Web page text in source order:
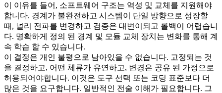
이 이유를 들어, 소프트웨어 구조는 역성 및 교체를 지원해야
합니다. 경계가 불완전하고 시스템이 단일 방향으로 성장할
때, 널리 전파를 변경하고 검증은 대변이되고 롤백이 어렵습니
다. 명확하게 정의 된 경계 및 모듈 교체 장치는 변화를 통해 계
속 학습 할 수 있습니다.
이 결정은 개인 불평으로 남아있을 수 없습니다. 고정되는 것
을 결정하고, 어떤 체류가 유연하고, 변경은 공유 된 가정으로
허용되어야합니다. 이것은 도구 선택 또는 코딩 표준보다 더
많은 것을 요구합니다. 일반적인 전술 이해가 필요합니다. 그